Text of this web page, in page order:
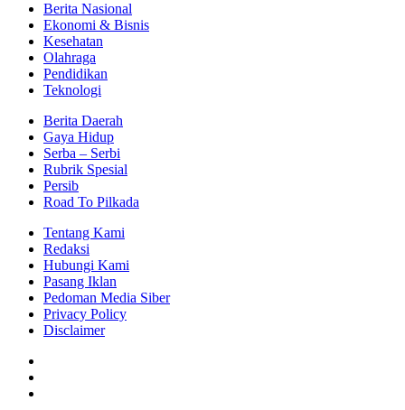
Berita Nasional
Ekonomi & Bisnis
Kesehatan
Olahraga
Pendidikan
Teknologi
Berita Daerah
Gaya Hidup
Serba – Serbi
Rubrik Spesial
Persib
Road To Pilkada
Tentang Kami
Redaksi
Hubungi Kami
Pasang Iklan
Pedoman Media Siber
Privacy Policy
Disclaimer